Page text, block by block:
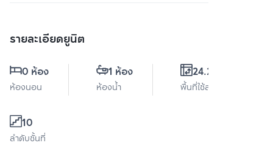
รายละเอียดยูนิต
0 ห้อง
ห้องนอน
1 ห้อง
ห้องน้ำ
24.21 ตร.ม.
พื้นที่ใช้สอย
10
ลำดับชั้นที่